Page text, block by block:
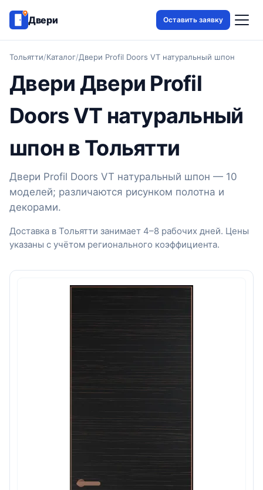
Двери Оставить заявку
Тольятти/Каталог/Двери Profil Doors VT натуральный шпон
Двери Двери Profil
Doors VT натуральный
шпон в Тольятти
Двери Profil Doors VT натуральный шпон — 10
моделей; различаются рисунком полотна и
декорами.
Доставка в Тольятти занимает 4–8 рабочих дней. Цены
указаны с учётом регионального коэффициента.